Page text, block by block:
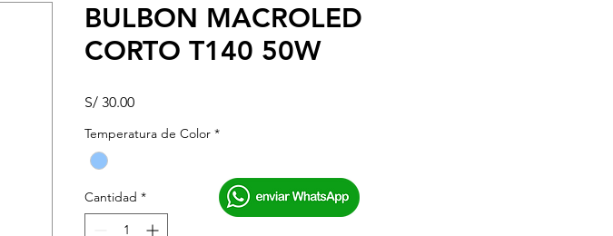
BULBON MACROLED
CORTO T140 50W
S/ 30.00Precio
Temperatura de Color *
Cantidad *